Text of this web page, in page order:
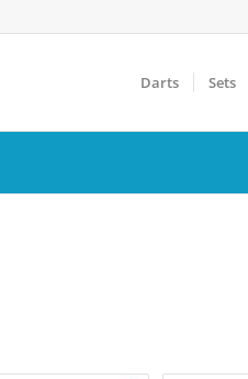
Darts Sets